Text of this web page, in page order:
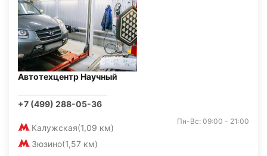
Автотехцентр Научный
+7 (499) 288-05-36
Калужская(1,09 км)
Зюзино(1,57 км)
Пн-Вс: 09:00 - 21:00